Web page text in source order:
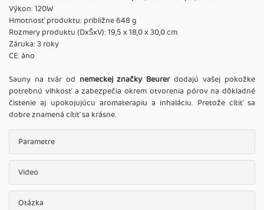
Výkon: 120W
Hmotnosť produktu: približne 648 g
Rozmery produktu (DxŠxV): 19,5 x 18,0 x 30,0 cm
Záruka: 3 roky
CE: áno
Sauny na tvár od nemeckej značky Beurerdodajú vašej pokožke
potrebnú vlhkosť a zabezpečia okrem otvorenia pórov na dôkladné
čistenie aj upokojujúcu aromaterapiu a inhaláciu. Pretože cítiť sa
dobre znamená cítiť sa krásne.
Parametre
Video
Otázka